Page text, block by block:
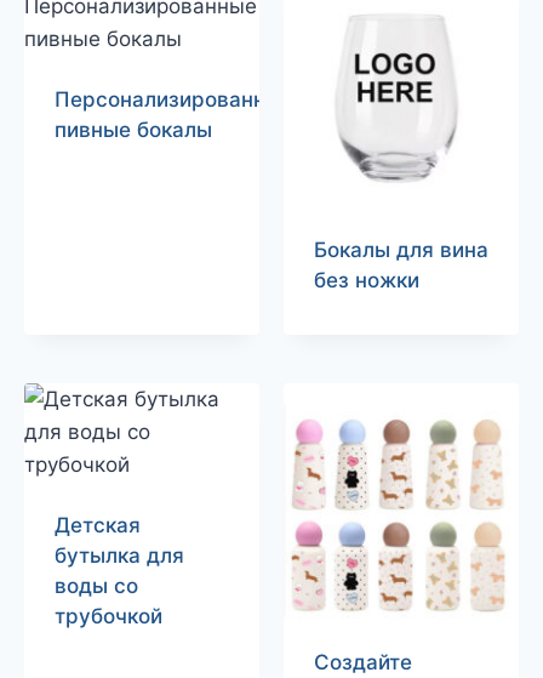
Персонализированные
пивные бокалы
Бокалы для вина
без ножки
Детская
бутылка для
воды со
трубочкой
Создайте